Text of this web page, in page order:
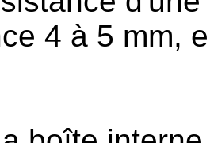
4 à 5 mm,